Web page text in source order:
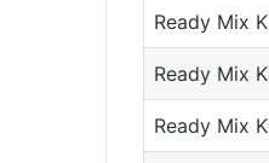
Ready Mix
Ready Mix
Ready Mix